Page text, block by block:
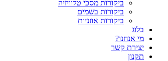
ביקורות מסכי טלוויזיה
ביקורות בשמים
ביקורות אוזניות
בלוג
מי אנחנו?
יצירת קשר
תקנון